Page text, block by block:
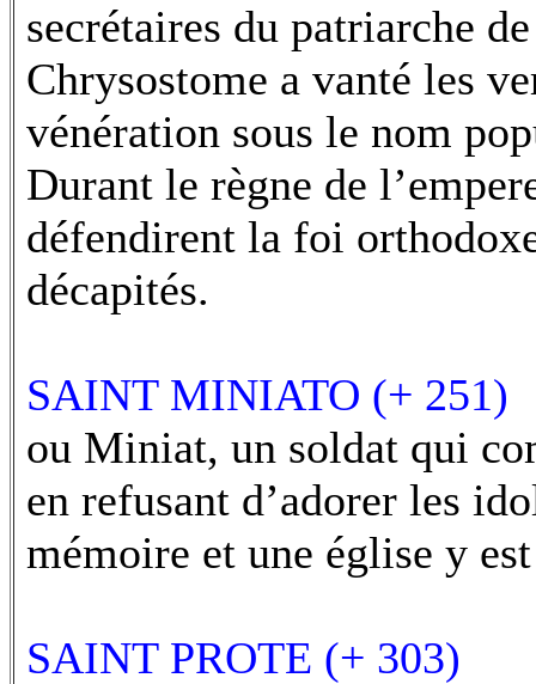
secrétaires du patriarche
Chrysostome a vanté les
vénération sous le nom
Durant le règne de
défendirent la foi
décapités.
SAINT MINIATO (+ 251)
ou Miniat, un soldat qui
en refusant d’adorer les
mémoire et une église y
SAINT PROTE (+ 303)